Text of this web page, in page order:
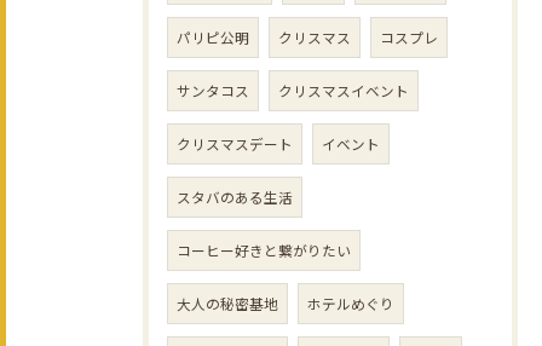
パリピ公明 クリスマス コスプレ
サンタコス クリスマスイベント
クリスマスデート イベント
スタバのある生活
コーヒー好きと繋がりたい
大人の秘密基地 ホテルめぐり